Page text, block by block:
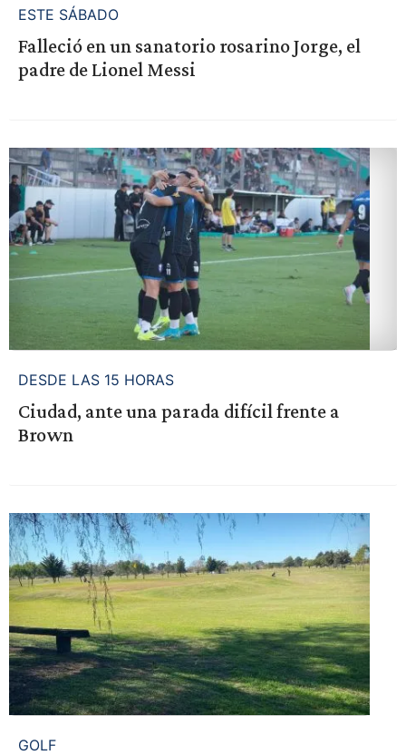
ESTE SÁBADO
Falleció en un sanatorio rosarino Jorge, el
padre de Lionel Messi
DESDE LAS 15 HORAS
Ciudad, ante una parada difícil frente a
Brown
GOLF